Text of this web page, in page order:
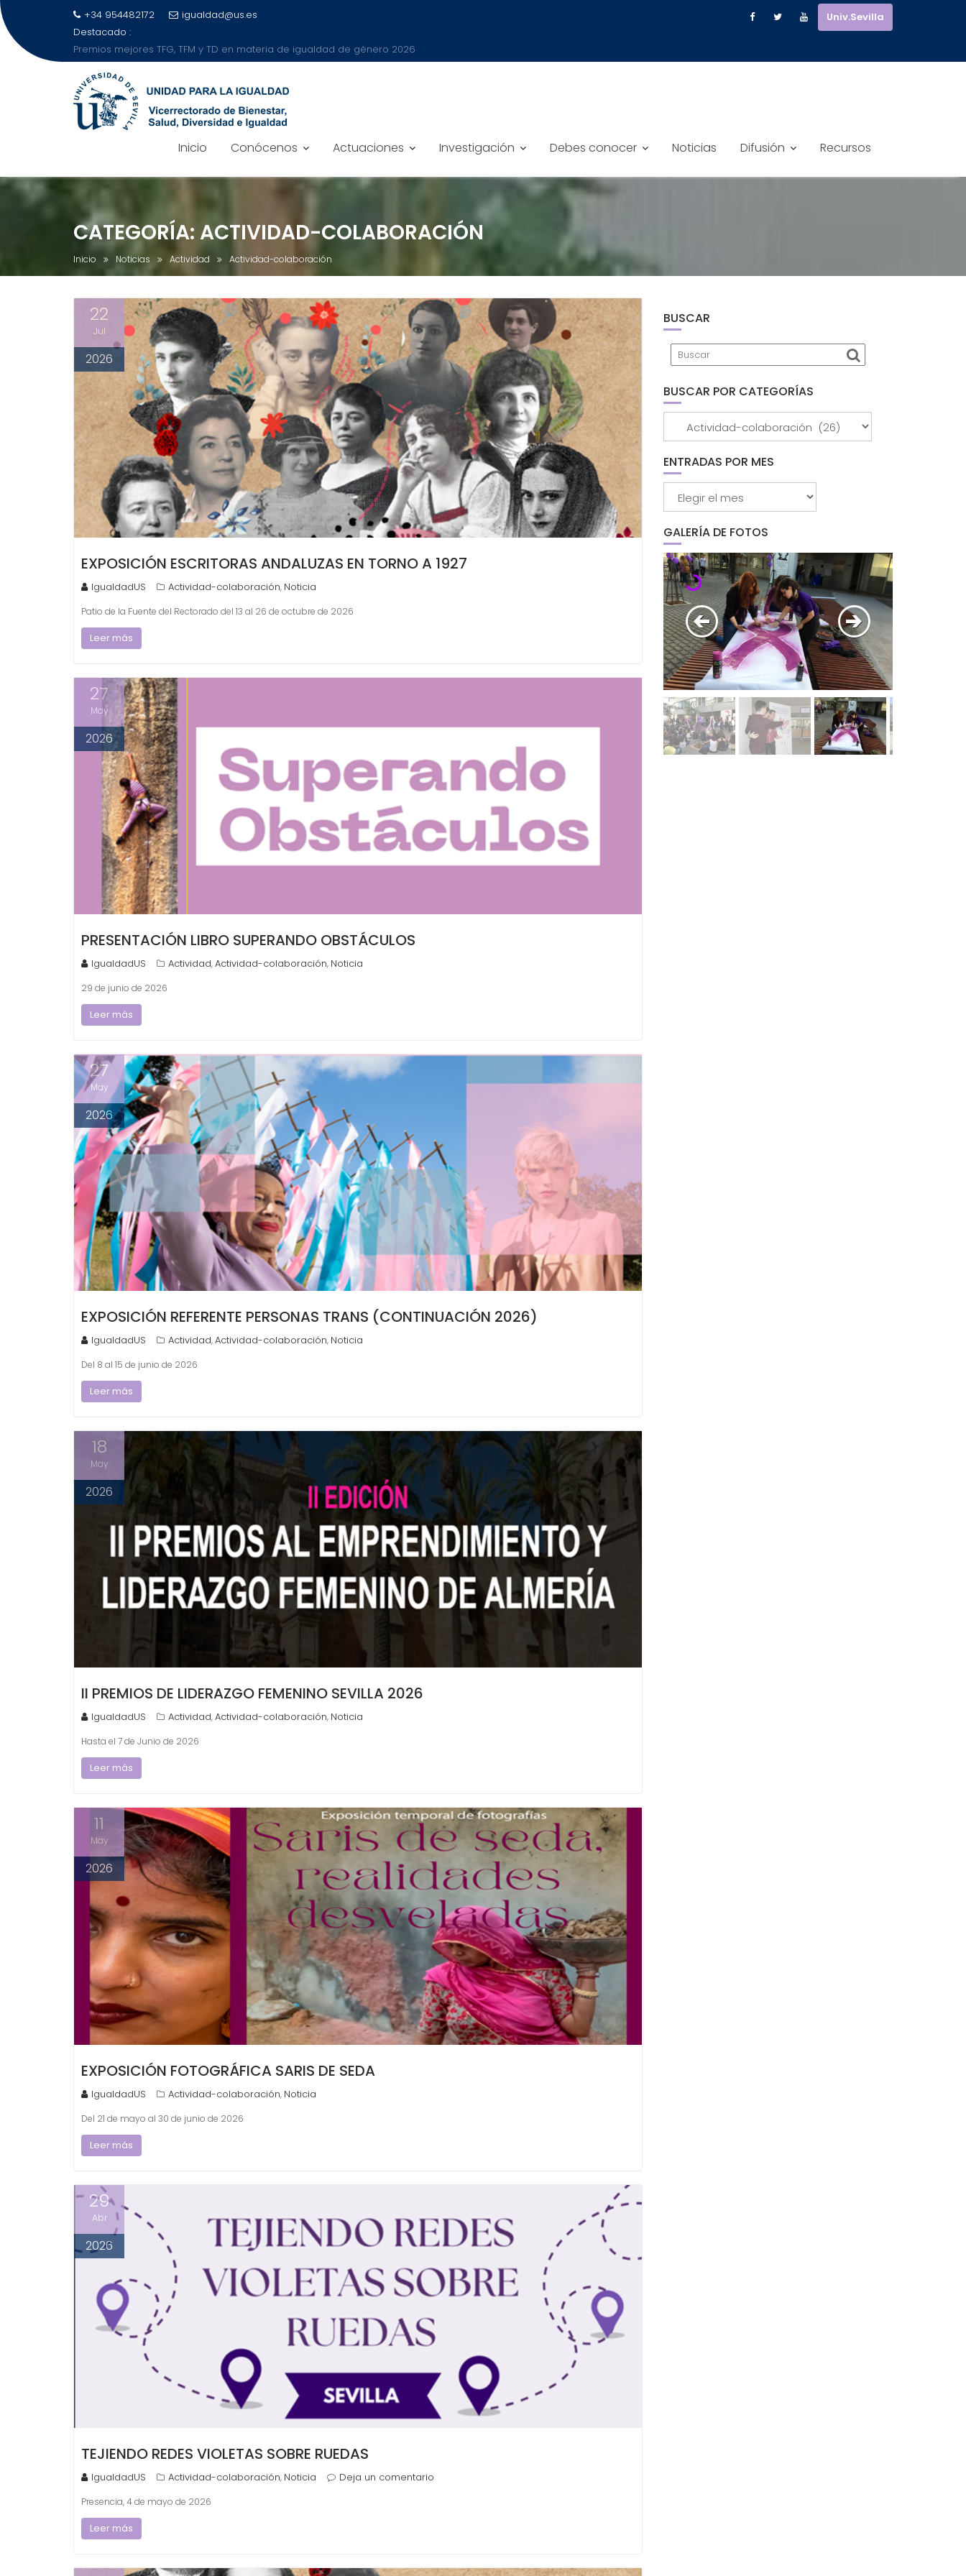
al
contenido
+34 954482172
igualdad@us.es
Destacado :
Univ.Sevilla
Inicio Conócenos
CATEGORÍA: ACTIVIDAD-COLABORACIÓN
Inicio Noticias Actividad Actividad-colaboración
22
Jul
2026
EXPOSICIÓN ESCRITORAS ANDALUZAS EN TORNO A 1927
IgualdadUS Actividad-colaboración, Noticia
Patio de la Fuente del Rectorado del 13 al 26 de octubre de 2026
Leer más
27
May
2026
PRESENTACIÓN LIBRO SUPERANDO OBSTÁCULOS
IgualdadUS Actividad,Actividad-colaboración, Noticia
29 de junio de 2026
Leer más
27
May
2026
EXPOSICIÓN REFERENTE PERSONAS TRANS (CONTINUACIÓN 2026)
IgualdadUS Actividad,Actividad-colaboración, Noticia
Del 8 al 15 de junio de 2026
Leer más
18
May
2026
II PREMIOS DE LIDERAZGO FEMENINO SEVILLA 2026
IgualdadUS Actividad,Actividad-colaboración, Noticia
Hasta el 7 de Junio de 2026
Leer más
11
May
2026
EXPOSICIÓN FOTOGRÁFICA SARIS DE SEDA
IgualdadUS Actividad-colaboración, Noticia
Del 21 de mayo al 30 de junio de 2026
Leer más
29
Abr
2026
TEJIENDO REDES VIOLETAS SOBRE RUEDAS
IgualdadUS Actividad-colaboración, Noticia Deja un comentario
Presencia, 4 de mayo de 2026
Leer más
BUSCAR
BUSCAR POR CATEGORÍAS
ENTRADAS POR MES
GALERÍA DE FOTOS